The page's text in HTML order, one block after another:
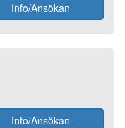
Info/Ansökan
Info/Ansökan